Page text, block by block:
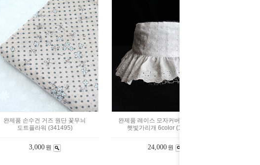
완제품 손수건 거즈 원단 꽃무늬
도트플라워 (341495)
3,000 원
완제품 레이스 모자커버 썬캡 선가드
햇빛가리개 6color (1547400)
24,000 원